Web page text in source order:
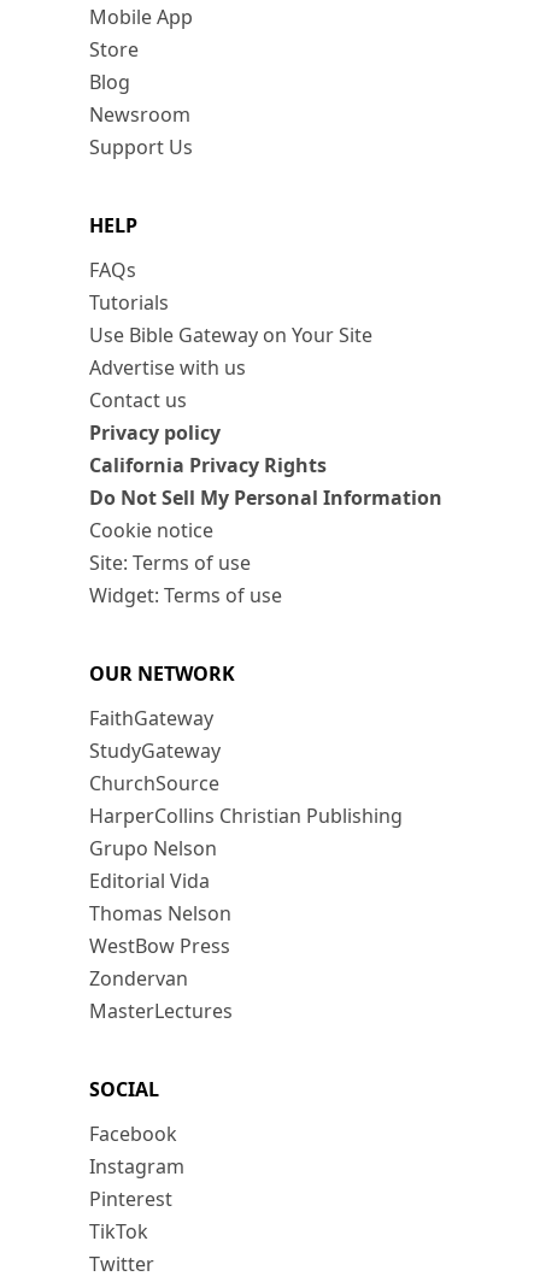
Mobile App
Store
Blog
Newsroom
Support Us
HELP
FAQs
Tutorials
Use Bible Gateway on Your Site
Advertise with us
Contact us
Privacy policy
California Privacy Rights
Do Not Sell My Personal Information
Cookie notice
Site: Terms of use
Widget: Terms of use
OUR NETWORK
FaithGateway
StudyGateway
ChurchSource
HarperCollins Christian Publishing
Grupo Nelson
Editorial Vida
Thomas Nelson
WestBow Press
Zondervan
MasterLectures
SOCIAL
Facebook
Instagram
Pinterest
TikTok
Twitter